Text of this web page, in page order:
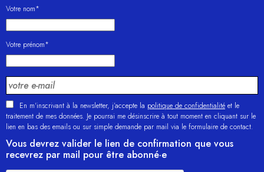
Votre nom*
Votre prénom*
En m'inscrivant à la newsletter, j’accepte la politique de confidentialité et le
traitement de mes données. Je pourrai me désinscrire à tout moment en cliquant sur le
lien en bas des emails ou sur simple demande par mail via le formulaire de contact.
Vous devrez valider le lien de confirmation que vous
recevrez par mail pour être abonné·e